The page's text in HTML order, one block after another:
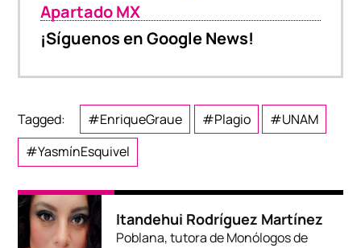
Apartado MX
¡Síguenos en Google News!
Tagged: #EnriqueGraue #Plagio
#UNAM
#YasmínEsquivel
Itandehui Rodríguez Martínez
Poblana, tutora de Monólogos de